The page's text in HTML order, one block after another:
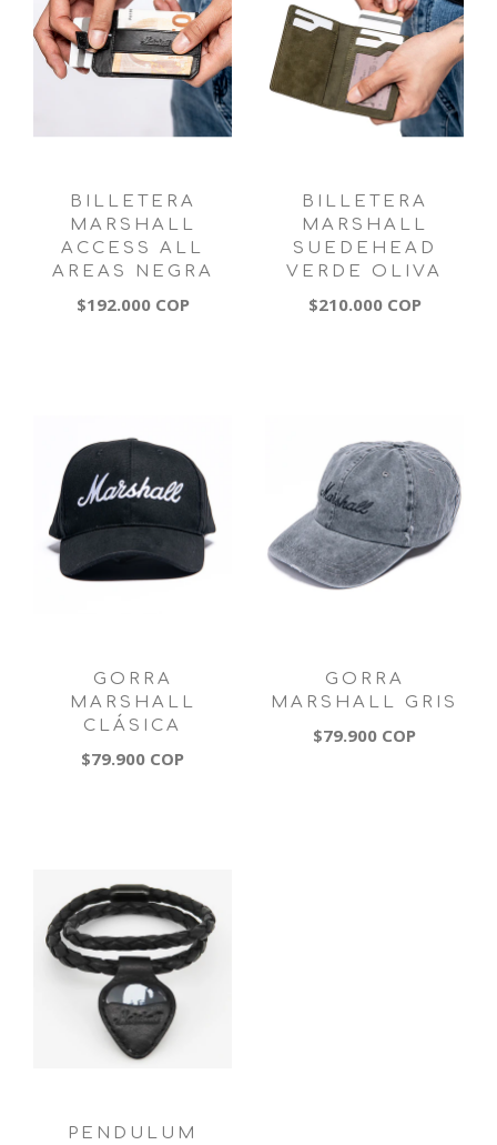
BILLETERA
MARSHALL
ACCESS ALL
AREAS NEGRA
$192.000 COP
BILLETERA
MARSHALL
SUEDEHEAD
VERDE OLIVA
$210.000 COP
GORRA
MARSHALL
CLÁSICA
$79.900 COP
GORRA
MARSHALL GRIS
$79.900 COP
PENDULUM